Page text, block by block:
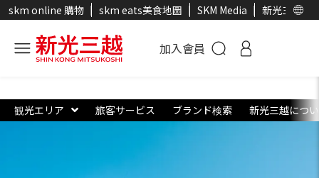
skm online 購物 skm eats美食地圖 SKM Media 新光三越官
加入會員
観光エリア 旅客サービス ブランド検索 新光三越につ